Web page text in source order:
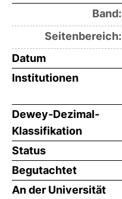
Band:
Seitenbereich:
Datum
Institutionen
Dewey-Dezimal-
Klassifikation
Status
Begutachtet
An der Universität